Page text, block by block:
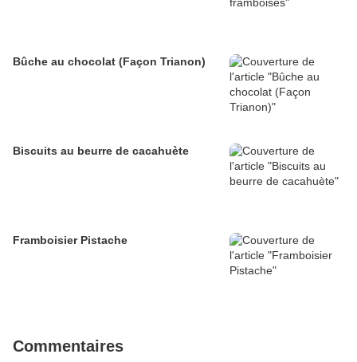
Bûche au chocolat (Façon Trianon)
Biscuits au beurre de cacahuète
Framboisier Pistache
Commentaires